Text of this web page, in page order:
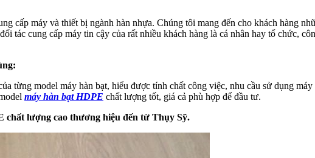
máy và thiết bị ngành hàn nhựa. Chúng tôi mang đến cho khách hàng
tác cung cấp máy tin cậy của rất nhiều khách hàng là cá nhân hay tổ chức,
từng model máy hàn bạt, hiểu được tính chất công việc, nhu cầu sử dụng
máy hàn bạt HDPE chất lượng tốt, giá cả phù hợp để đầu tư.
chất lượng cao thương hiệu đến từ Thụy Sỹ.